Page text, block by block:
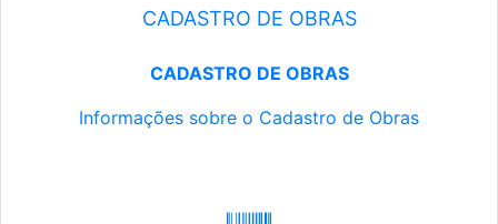
CADASTRO DE OBRAS
CADASTRO DE OBRAS
Informações sobre o Cadastro de Obras